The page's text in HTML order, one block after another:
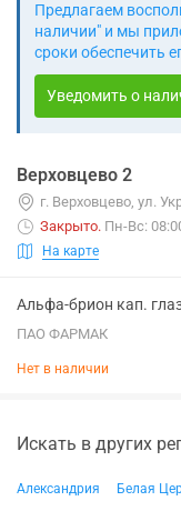
Предлагаем
наличии" и мы
сроки обеспечить
Уведомить о
Верховцево 2
г. Верховцево, ул.
Закрыто. Пн-Вс:
На карте
Альфа-брион кап.
ПАО ФАРМАК
Нет в наличии
Искать в других
Александрия Белая